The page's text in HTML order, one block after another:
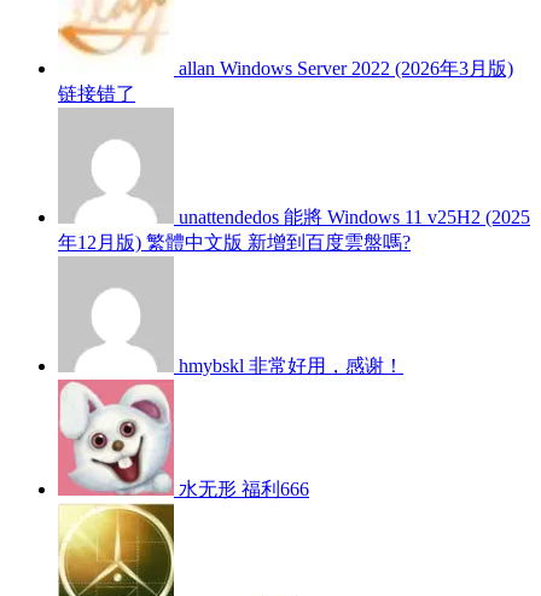
allan Windows Server 2022 (2026年3月版)
链接错了
unattendedos 能將 Windows 11 v25H2 (2025
年12月版) 繁體中文版 新增到百度雲盤嗎?
hmybskl 非常好用，感谢！
水无形 福利666